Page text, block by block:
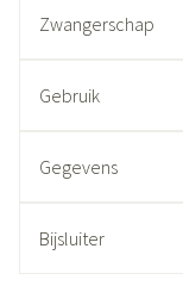
Zwangerschap
Gebruik
Gegevens
Bijsluiter